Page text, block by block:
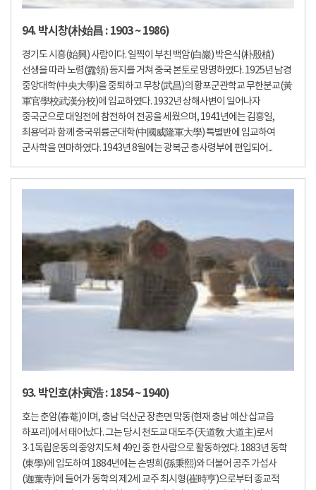
94. 박시창(朴始昌 : 1903 ~ 1986)
경기도 시흥(始興) 사람이다. 일찍이 부친 백암(白巖) 박은식(朴殷植)
선생을 따라 노령(露領) 등지를 거쳐 중국 본토로 망명하였다. 1925년 남경
중앙대학(中央大學)을 중퇴하고 무창(武昌)의 황포군관학교 무한분교(黃
軍官學校武漢分校)에 입교하였다. 1932년 상해사변이 일어나자
중국군으로 대일전에 참전하여 전공을 세웠으며, 1941년에는 김홍일,
최용덕과 함께 중국위륭군대학(中國威隆軍大學) 특별반에 입교하여
군사학을 연마하였다. 1943년 8월에는 광복군 총사령부에 편입되어...
93. 박인호(朴寅浩 : 1854 ~ 1940)
호는 춘암(春菴)이며, 충남 덕산군 장촌면 막동(현재 충남 예산 삽교읍
하포리)에서 태어났다. 그는 당시 천도교 대도주(天道敎 大道主)로서
3·1독립운동의 중앙지도체 49인 중 한사람으로 활동하였다. 1883년 동학
(東學)에 입도하여 1884년에는 손병희(孫秉熙)와 더불어 공주 가섭사
(迦葉寺)에 들어가 동학의 제2세 교주 최시형(崔時亨)으로부터 종교적